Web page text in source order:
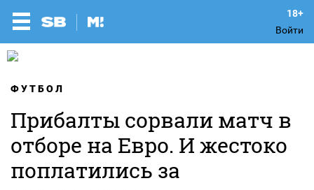
Войти
ФУТБОЛ
Прибалты сорвали матч в
отборе на Евро. И жестоко
поплатились за